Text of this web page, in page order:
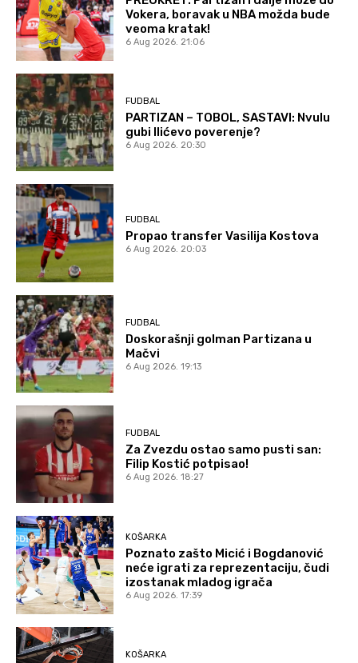
Vokera, boravak u NBA možda bude
veoma kratak!
6 Aug 2026. 21:06
FUDBAL
PARTIZAN – TOBOL, SASTAVI: Nvulu
gubi Ilićevo poverenje?
6 Aug 2026. 20:30
FUDBAL
Propao transfer Vasilija Kostova
6 Aug 2026. 20:03
FUDBAL
Doskorašnji golman Partizana u
Mačvi
6 Aug 2026. 19:13
FUDBAL
Za Zvezdu ostao samo pusti san:
Filip Kostić potpisao!
6 Aug 2026. 18:27
KOŠARKA
Poznato zašto Micić i Bogdanović
neće igrati za reprezentaciju, čudi
izostanak mladog igrača
6 Aug 2026. 17:39
KOŠARKA